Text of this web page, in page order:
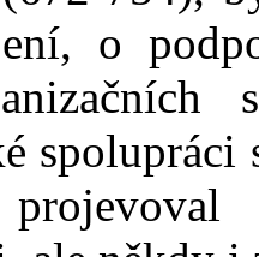
o
spolupráci